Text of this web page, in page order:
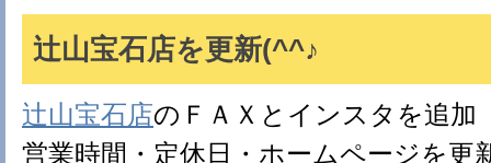
辻山宝石店を更新(^^♪
辻山宝石店のＦＡＸとインスタを追加
営業時間・定休日・ホームページを更